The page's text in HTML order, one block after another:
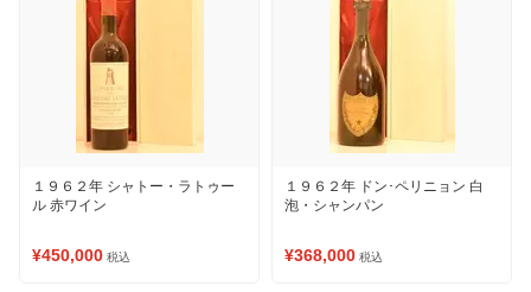
１９６２年 シャトー・ラトゥー
ル 赤ワイン
¥450,000 税込
１９６２年 ドン･ペリニョン 白
泡・シャンパン
¥368,000 税込